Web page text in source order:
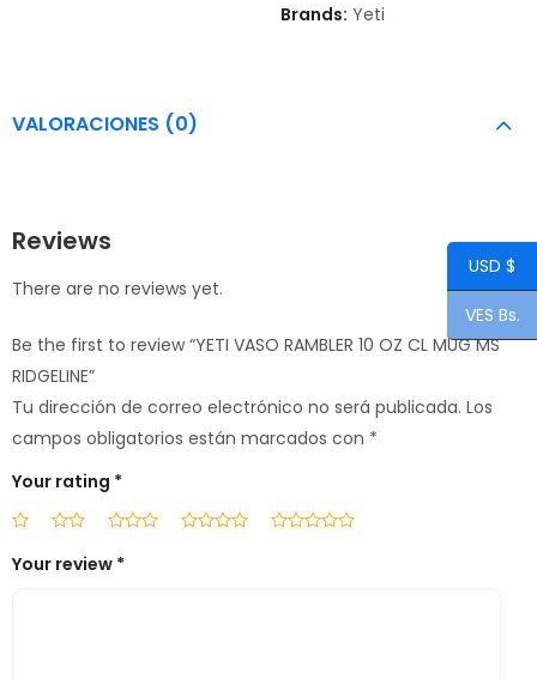
Brands: Yeti
VALORACIONES (0)
Reviews
There are no reviews yet.
Be the first to review “YETI VASO RAMBLER 10 OZ CL MUG MS
RIDGELINE”
Tu dirección de correo electrónico no será publicada. Los
campos obligatorios están marcados con *
Your rating *
Your review *
USD $
VES Bs.